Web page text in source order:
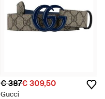
€ 387€ 309,50
Gucci